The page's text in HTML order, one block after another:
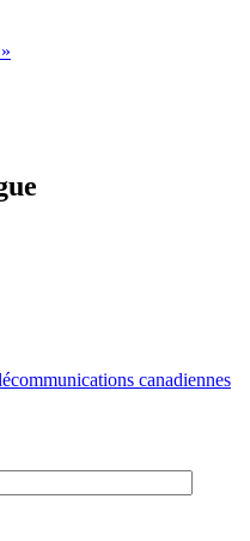
canadiennes